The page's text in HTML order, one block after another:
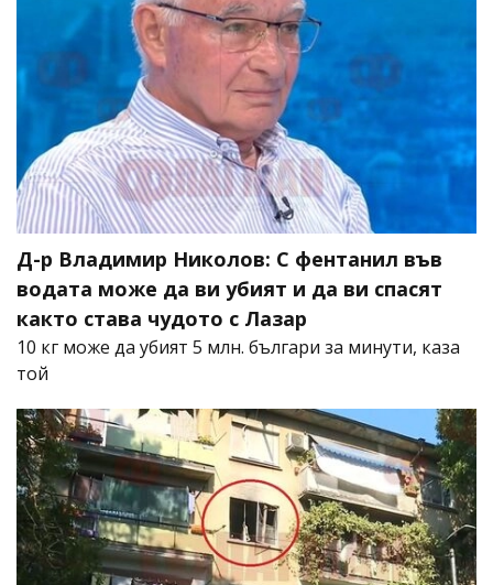
Д-р Владимир Николов: С фентанил във
водата може да ви убият и да ви спасят
както става чудото с Лазар
10 кг може да убият 5 млн. българи за минути, каза
той